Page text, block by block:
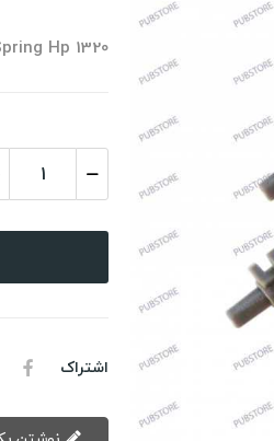
Hp 1320
اشتراک